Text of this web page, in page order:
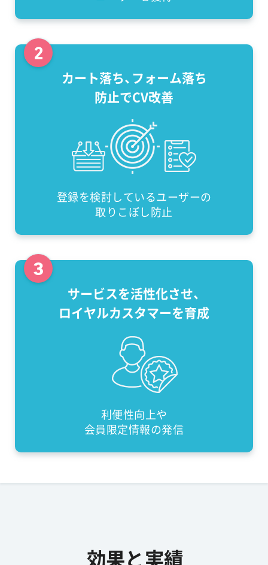
カート落ち、フォーム落ち
防止でCV改善
登録を検討しているユーザーの
取りこぼし防止
サービスを活性化させ、
ロイヤルカスタマーを育成
利便性向上や
会員限定情報の発信
効果と実績